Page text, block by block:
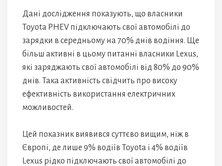
Дані дослідження показують, що власники
Toyota PHEV підключають свої автомобілі до
зарядки в середньому на 70% днів водіння. Ще
більш активні в цьому питанні власники Lexus,
які заряджають свої автомобілі від 80% до 90%
днів. Така активність свідчить про високу
ефективність використання електричних
можливостей.
Цей показник виявився суттєво вищим, ніж в
Європі, де лише 9% водіїв Toyota і 4% водіїв
Lexus рідко підключають свої автомобілі до